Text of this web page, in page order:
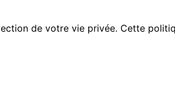
de votre vie privée. Cette